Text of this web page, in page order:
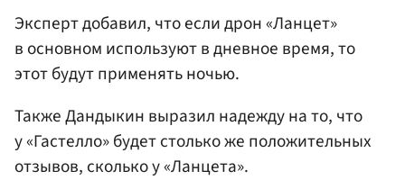
Эксперт добавил, что если дрон «Ланцет»
в основном используют в дневное время, то
этот будут применять ночью.
Также Дандыкин выразил надежду на то, что
у «Гастелло» будет столько же положительных
отзывов, сколько у «Ланцета».